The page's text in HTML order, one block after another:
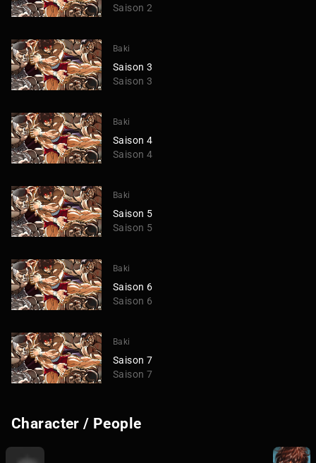
Saison 2
Baki
Saison 3
Saison 3
Baki
Saison 4
Saison 4
Baki
Saison 5
Saison 5
Baki
Saison 6
Saison 6
Baki
Saison 7
Saison 7
Character / People